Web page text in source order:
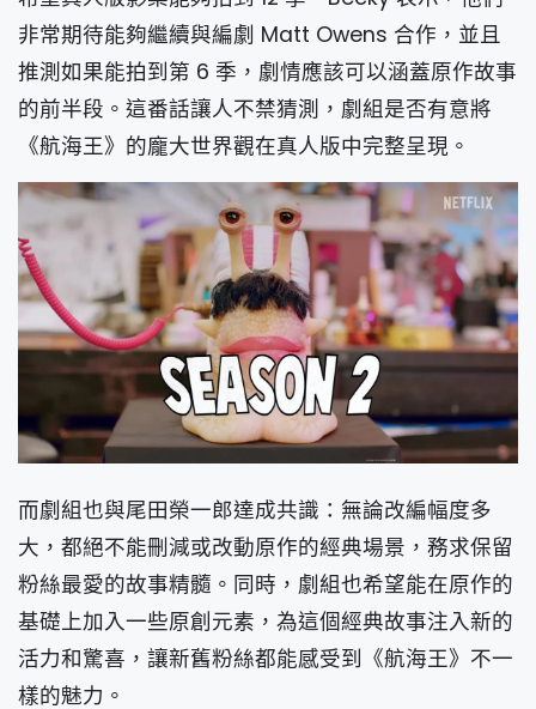
非常期待能夠繼續與編劇 Matt Owens 合作，並且
推測如果能拍到第 6 季，劇情應該可以涵蓋原作故事
的前半段。這番話讓人不禁猜測，劇組是否有意將
《航海王》的龐大世界觀在真人版中完整呈現。
而劇組也與尾田榮一郎達成共識：無論改編幅度多
大，都絕不能刪減或改動原作的經典場景，務求保留
粉絲最愛的故事精髓。同時，劇組也希望能在原作的
基礎上加入一些原創元素，為這個經典故事注入新的
活力和驚喜，讓新舊粉絲都能感受到《航海王》不一
樣的魅力。